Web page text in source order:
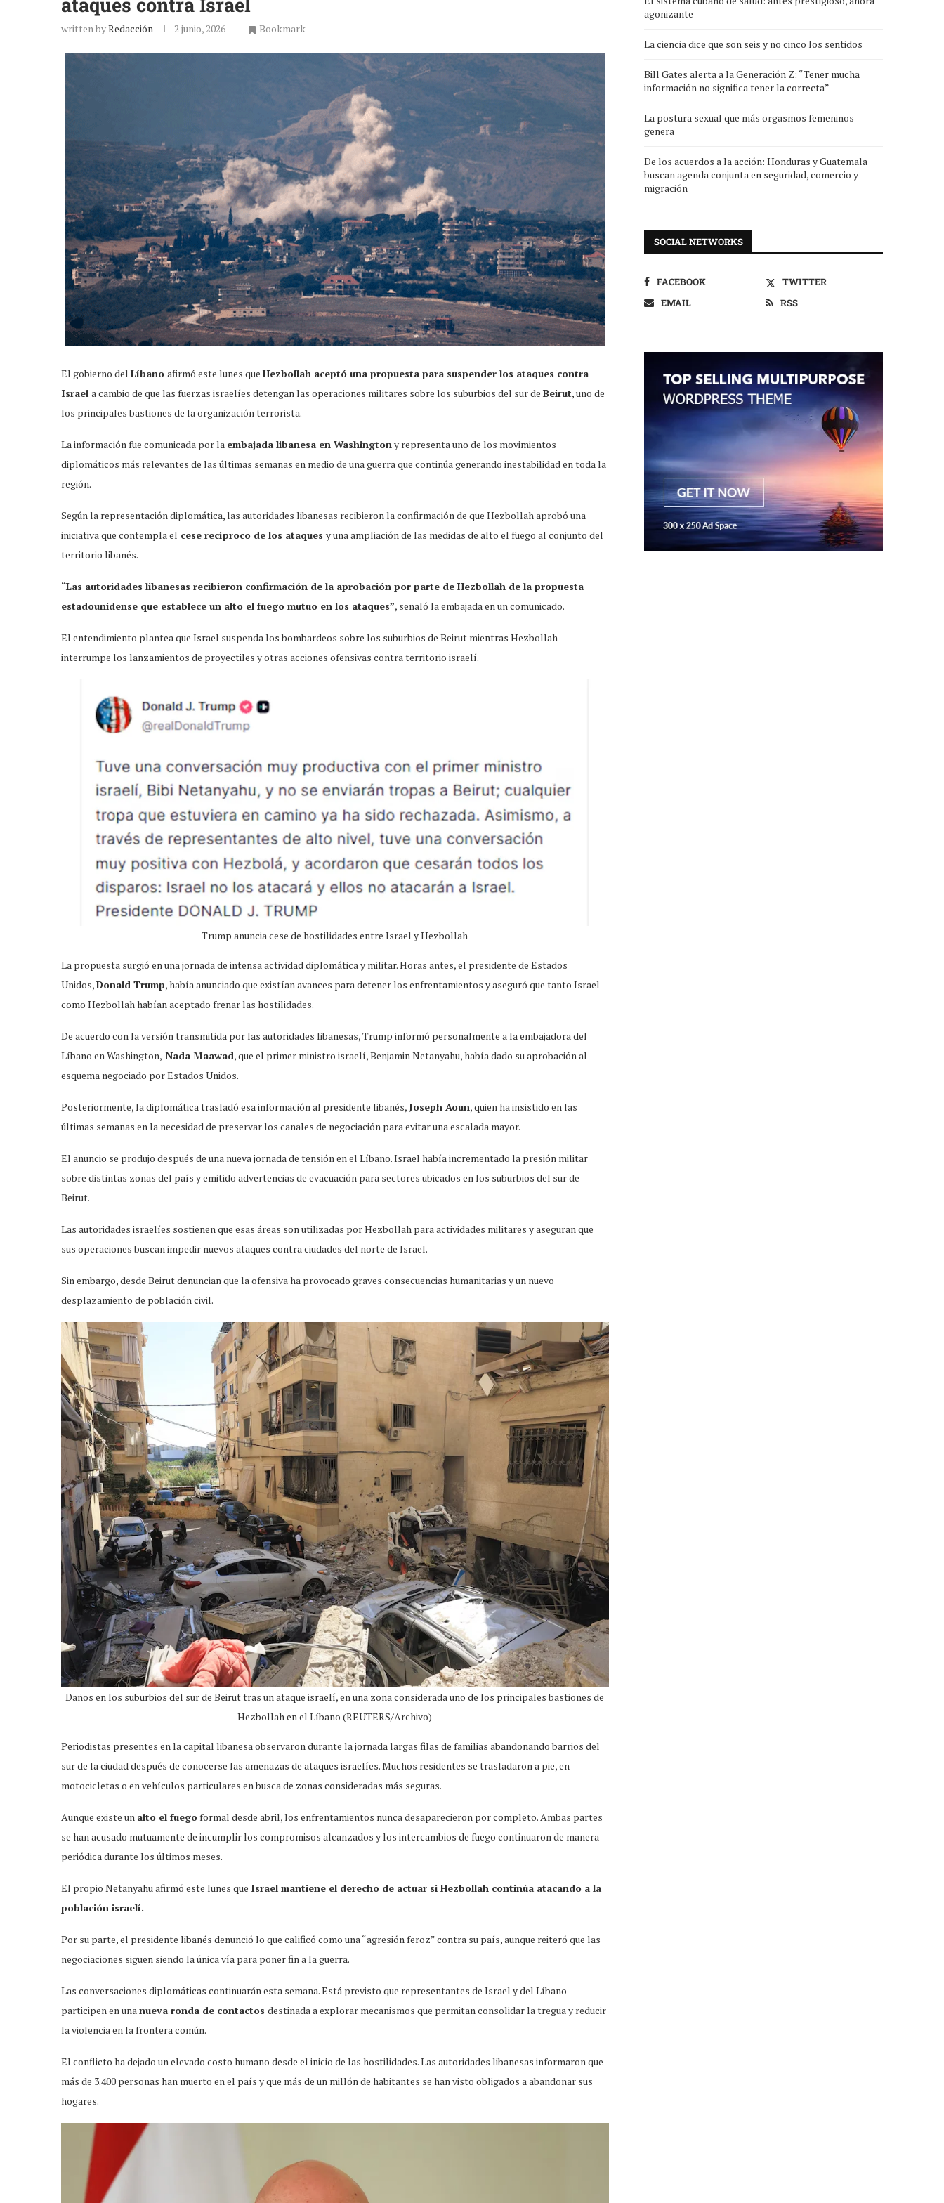
written byRedacción 2 junio, 2026 Bookmark
El gobierno del Líbano afirmó este lunes que Hezbollah aceptó una propuesta para suspender los ataques contra
Israel a cambio de que las fuerzas israelíes detengan las operaciones militares sobre los suburbios del sur de Beirut, uno de
los principales bastiones de la organización terrorista.
La información fue comunicada por la embajada libanesa en Washingtony representa uno de los movimientos
diplomáticos más relevantes de las últimas semanas en medio de una guerra que continúa generando inestabilidad en toda la
región.
Según la representación diplomática, las autoridades libanesas recibieron la confirmación de que Hezbollah aprobó una
iniciativa que contempla el cese recíproco de los ataques y una ampliación de las medidas de alto el fuego al conjunto del
territorio libanés.
“Las autoridades libanesas recibieron confirmación de la aprobación por parte de Hezbollah de la propuesta
estadounidense que establece un alto el fuego mutuo en los ataques”, señaló la embajada en un comunicado.
El entendimiento plantea que Israel suspenda los bombardeos sobre los suburbios de Beirut mientras Hezbollah
interrumpe los lanzamientos de proyectiles y otras acciones ofensivas contra territorio israelí.
Trump anuncia cese de hostilidades entre Israel y Hezbollah
La propuesta surgió en una jornada de intensa actividad diplomática y militar. Horas antes, el presidente de Estados
Unidos,Donald Trump, había anunciado que existían avances para detener los enfrentamientos y aseguró que tanto Israel
como Hezbollah habían aceptado frenar las hostilidades.
De acuerdo con la versión transmitida por las autoridades libanesas, Trump informó personalmente a la embajadora del
Líbano en Washington, Nada Maawad, que el primer ministro israelí, Benjamin Netanyahu, había dado su aprobación al
esquema negociado por Estados Unidos.
Posteriormente, la diplomática trasladó esa información al presidente libanés, Joseph Aoun, quien ha insistido en las
últimas semanas en la necesidad de preservar los canales de negociación para evitar una escalada mayor.
El anuncio se produjo después de una nueva jornada de tensión en el Líbano. Israel había incrementado la presión militar
sobre distintas zonas del país y emitido advertencias de evacuación para sectores ubicados en los suburbios del sur de
Beirut.
Las autoridades israelíes sostienen que esas áreas son utilizadas por Hezbollah para actividades militares y aseguran que
sus operaciones buscan impedir nuevos ataques contra ciudades del norte de Israel.
Sin embargo, desde Beirut denuncian que la ofensiva ha provocado graves consecuencias humanitarias y un nuevo
desplazamiento de población civil.
Daños en los suburbios del sur de Beirut tras un ataque israelí, en una zona considerada uno de los principales bastiones de
Hezbollah en el Líbano (REUTERS/Archivo)
Periodistas presentes en la capital libanesa observaron durante la jornada largas filas de familias abandonando barrios del
sur de la ciudad después de conocerse las amenazas de ataques israelíes. Muchos residentes se trasladaron a pie, en
motocicletas o en vehículos particulares en busca de zonas consideradas más seguras.
Aunque existe un alto el fuegoformal desde abril, los enfrentamientos nunca desaparecieron por completo. Ambas partes
se han acusado mutuamente de incumplir los compromisos alcanzados y los intercambios de fuego continuaron de manera
periódica durante los últimos meses.
El propio Netanyahu afirmó este lunes que Israel mantiene el derecho de actuar si Hezbollah continúa atacando a la
población israelí.
Por su parte, el presidente libanés denunció lo que calificó como una “agresión feroz” contra su país, aunque reiteró que las
negociaciones siguen siendo la única vía para poner fin a la guerra.
Las conversaciones diplomáticas continuarán esta semana. Está previsto que representantes de Israel y del Líbano
participen en unanueva ronda de contactos destinada a explorar mecanismos que permitan consolidar la tregua y reducir
la violencia en la frontera común.
El conflicto ha dejado un elevado costo humano desde el inicio de las hostilidades. Las autoridades libanesas informaron que
más de 3.400 personas han muerto en el país y que más de un millón de habitantes se han visto obligados a abandonar sus
hogares.
agonizante
La ciencia dice que son seis y no cinco los sentidos
Bill Gates alerta a la Generación Z: “Tener mucha
información no significa tener la correcta”
La postura sexual que más orgasmos femeninos
genera
De los acuerdos a la acción: Honduras y Guatemala
buscan agenda conjunta en seguridad, comercio y
migración
SOCIAL NETWORKS
FACEBOOK
TWITTER
EMAIL
RSS